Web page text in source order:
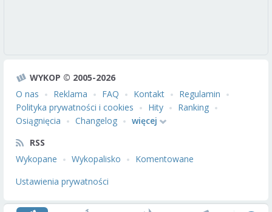
WYKOP © 2005-2026
O nas
Reklama FAQ Kontakt
Regulamin
Polityka prywatności i cookies
Hity
Ranking
Osiągnięcia
Changelog
więcej
RSS
Wykopane
Wykopalisko
Komentowane
Ustawienia prywatności